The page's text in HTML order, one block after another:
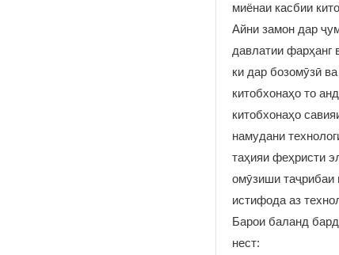
миёнаи касбии
Айни замон дар
давлатии фарҳанг
ки дар бозомӯзӣ
китобхонаҳо то
китобхонаҳо
намудани
таҳияи феҳристи
омӯзиши таҷрибаи
истифода аз
Барои баланд
нест: